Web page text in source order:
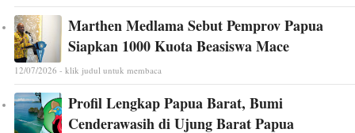
Marthen Medlama Sebut Pemprov Papua
Siapkan 1000 Kuota Beasiswa Mace
12/07/2026 - klik judul untuk membaca
Profil Lengkap Papua Barat, Bumi
Cenderawasih di Ujung Barat Papua